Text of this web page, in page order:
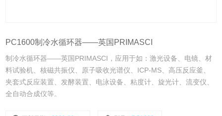
PC1600制冷水循环器——英国PRIMASCI
制冷水循环器——英国PRIMASCI，应用于如：激光设备、电镜、材
料试验机、核磁共振仪、原子吸收光谱仪、ICP-MS、高压反应釜、
夹套式反应装置、发酵装置、电泳设备、粘度计、旋光计、流变仪、
全自动合成仪等。